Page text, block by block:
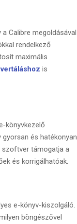
Calibre megoldásával
rendelkező
maximális
is
könyvkezelő
és hatékonyan
szoftver támogatja a
és korrigálhatóak.
e-könyv-kiszolgáló.
böngészővel